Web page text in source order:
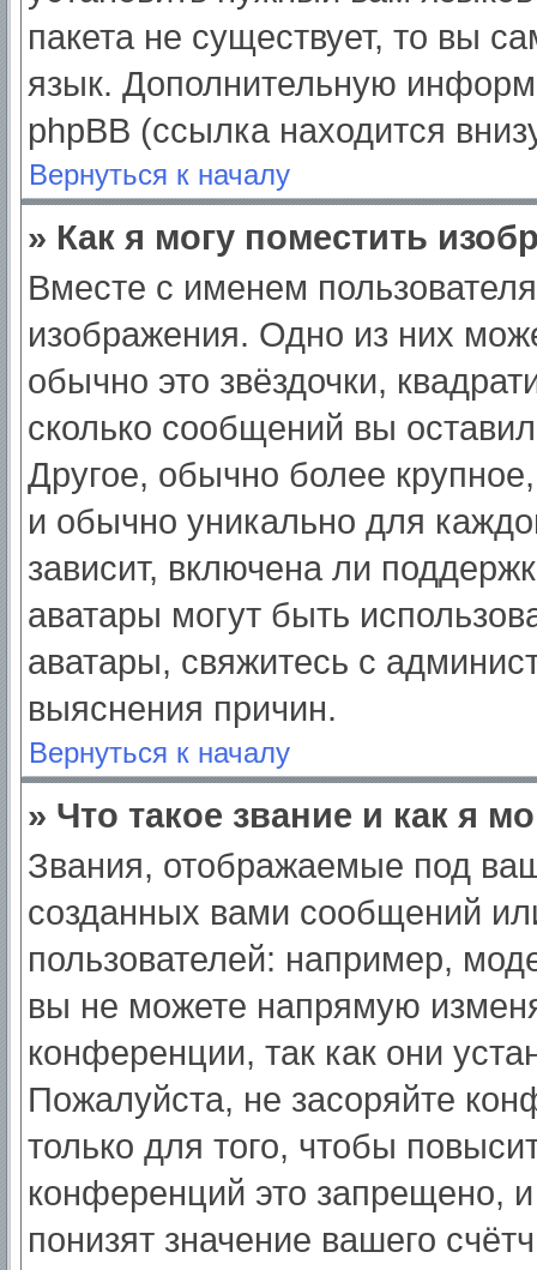
пакета не существует, то вы
язык. Дополнительную
phpBB (ссылка находится
Вернуться к началу
» Как я могу поместить
Вместе с именем
изображения. Одно из них
обычно это звёздочки,
сколько сообщений вы
Другое, обычно более
и обычно уникально для
зависит, включена ли
аватары могут быть
аватары, свяжитесь с
выяснения причин.
Вернуться к началу
» Что такое звание и как я
Звания, отображаемые под
созданных вами сообщений
пользователей: например,
вы не можете напрямую
конференции, так как они
Пожалуйста, не засоряйте
только для того, чтобы
конференций это запрещено,
понизят значение вашего